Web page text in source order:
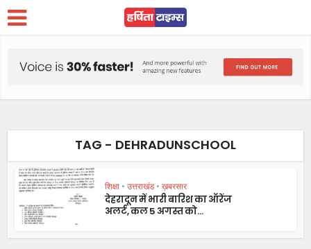
TAG - DEHRADUNSCHOOL
शिक्षा • उत्तराखंड • ख़बरसार
देहरादून में भारी बारिश का ऑरेंज
अलर्ट, कल 5 अगस्त को...